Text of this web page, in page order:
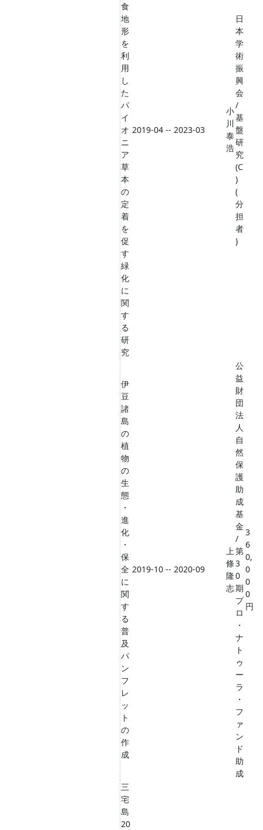
食
地
形
を
利
用
し
た
パ
イ
オ
ニ
ア
草
本
の
定
着
を
促
す
緑
化
に
関
す
る
研
究
2019-04 -- 2023-03
小
川
泰
浩
日
本
学
術
振
興
会
/
基
盤
研
究
(C
)
(
分
担
者
)
伊
豆
諸
島
の
植
物
の
生
態
・
進
化
・
保
全
に
関
す
る
普
及
パ
ン
フ
レ
ッ
ト
の
作
成
2019-10 -- 2020-09
上
條
隆
志
公
益
財
団
法
人
自
然
保
護
助
成
基
金
/
第
3
0
期
プ
ロ
・
ナ
ト
ゥ
ー
ラ
・
フ
ァ
ン
ド
助
成
3
6
0,
0
0
0
円
三
宅
島
20